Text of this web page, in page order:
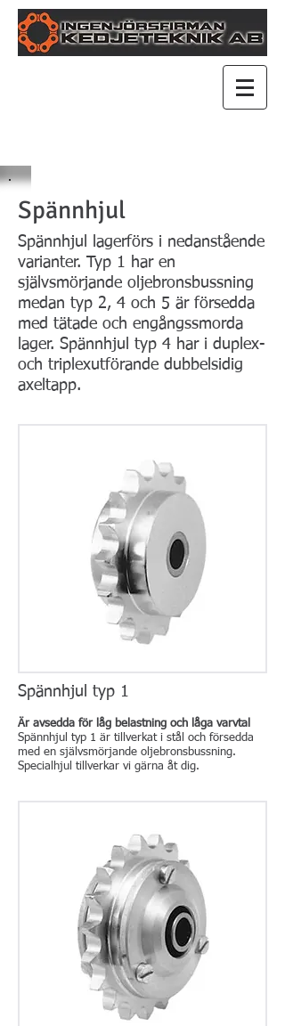
Spännhjul
Spännhjul lagerförs i nedanstående
varianter. Typ 1 har en
självsmörjande oljebronsbussning
medan typ 2, 4 och 5 är försedda
med tätade och engångssmorda
lager. Spännhjul typ 4 har i duplex-
och triplexutförande dubbelsidig
axeltapp.
Spännhjul typ 1
Är avsedda för låg belastning och låga varvtal
Spännhjul typ 1 är tillverkat i stål och försedda
med en självsmörjande oljebronsbussning.
Specialhjul tillverkar vi gärna åt dig.